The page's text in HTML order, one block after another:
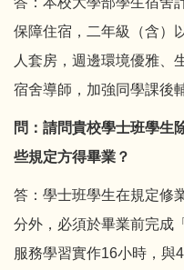
保障住宿，二年級（含）
人套房，週邊環境優雅、
宿舍導師，加強同學課後
問：請問貴校學士班學生
些規定方得畢業？
答：學士班學生在規定修
分外，必須於畢業前完成
服務學習實作16小時，與